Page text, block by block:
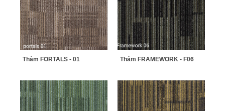
Thảm FORTALS - 01 Thảm FRAMEWORK - F06